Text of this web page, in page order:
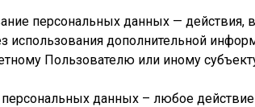
персональных данных — действия,
использования дополнительной
Пользователю или иному
персональных данных – любое